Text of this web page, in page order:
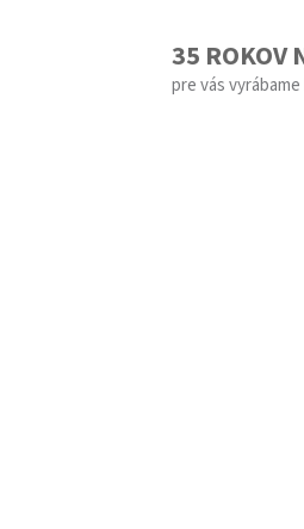
35 ROKOV
pre vás